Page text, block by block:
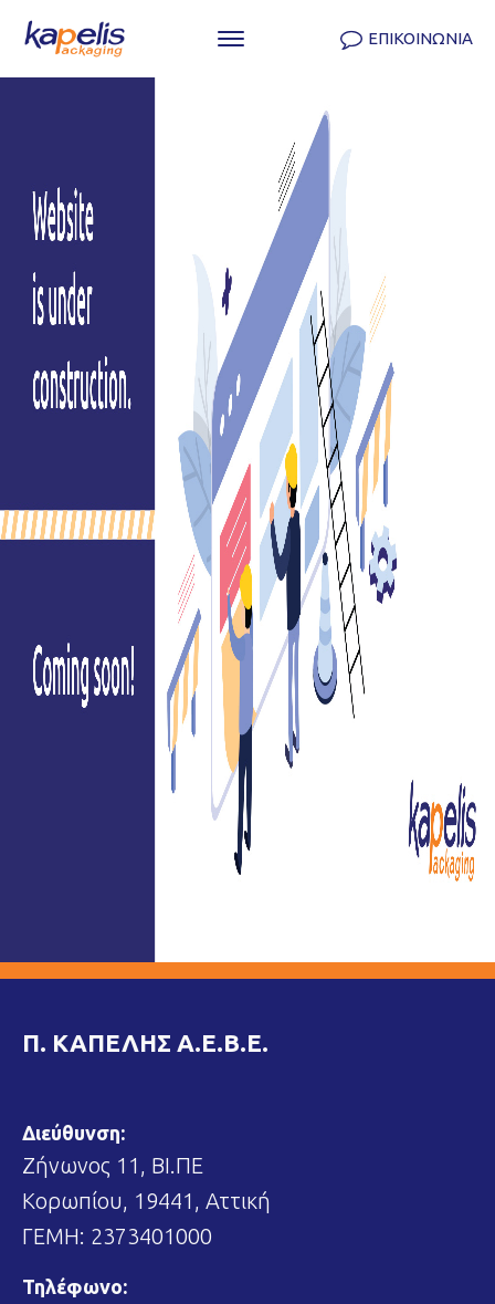
ΕΠΙΚΟΙΝΩΝΙΑ
Π. ΚΑΠΕΛΗΣ Α.Ε.Β.Ε.
Διεύθυνση:
Ζήνωνος 11, ΒΙ.ΠΕ
Κορωπίου, 19441, Αττική
ΓΕΜΗ: 2373401000
Τηλέφωνο: